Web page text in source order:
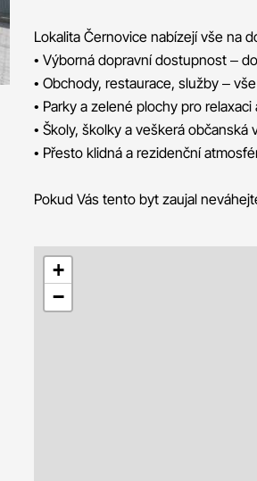
Lokalita Černovice nabízejí vše na
• Výborná dopravní dostupnost –
• Obchody, restaurace, služby –
• Parky a zelené plochy pro
• Školy, školky a veškerá občanská
• Přesto klidná a rezidenční
Pokud Vás tento byt zaujal
+
−